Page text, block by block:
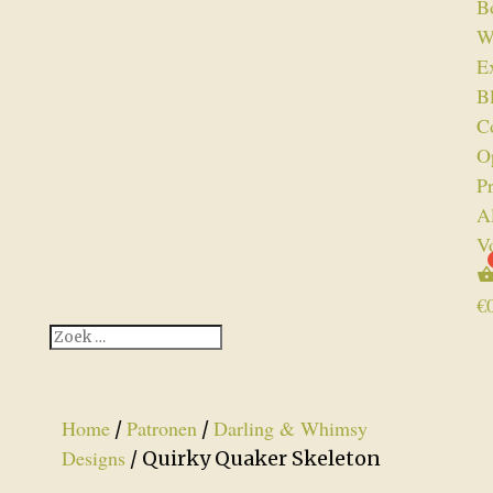
€
Home/Patronen/Darling & Whimsy
Designs / Quirky Quaker Skeleton